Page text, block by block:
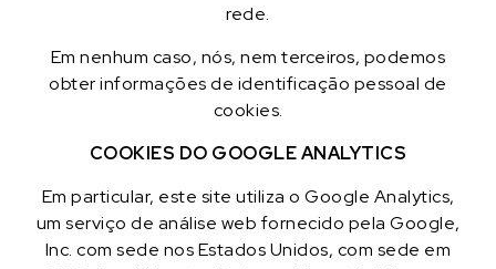
rede.
Em nenhum caso, nós, nem terceiros, podemos
obter informações de identificação pessoal de
cookies.
COOKIES DO GOOGLE ANALYTICS
Em particular, este site utiliza o Google Analytics,
um serviço de análise web fornecido pela Google,
Inc. com sede nos Estados Unidos, com sede em